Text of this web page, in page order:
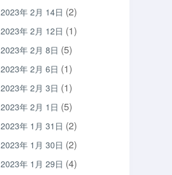
2023年 2月 14日 (2)
2023年 2月 12日 (1)
2023年 2月 8日 (5)
2023年 2月 6日 (1)
2023年 2月 3日 (1)
2023年 2月 1日 (5)
2023年 1月 31日 (2)
2023年 1月 30日 (2)
2023年 1月 29日 (4)